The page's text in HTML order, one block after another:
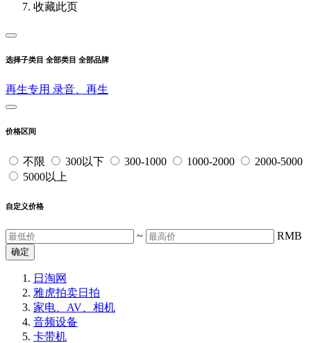
收藏此页
选择子类目 全部类目 全部品牌
再生专用 录音、再生
价格区间
不限 300以下 300-1000 1000-2000
2000-5000
5000以上
自定义价格
~ RMB
确定
日淘网
雅虎拍卖日拍
家电、AV、相机
音频设备
卡带机